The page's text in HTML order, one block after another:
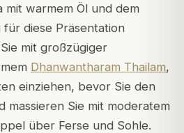
mit warmem Öl und dem
für diese Präsentation
mit großzügiger
Dhanwantharam Thailam,
einziehen, bevor Sie den
massieren Sie mit moderatem
über Ferse und Sohle.